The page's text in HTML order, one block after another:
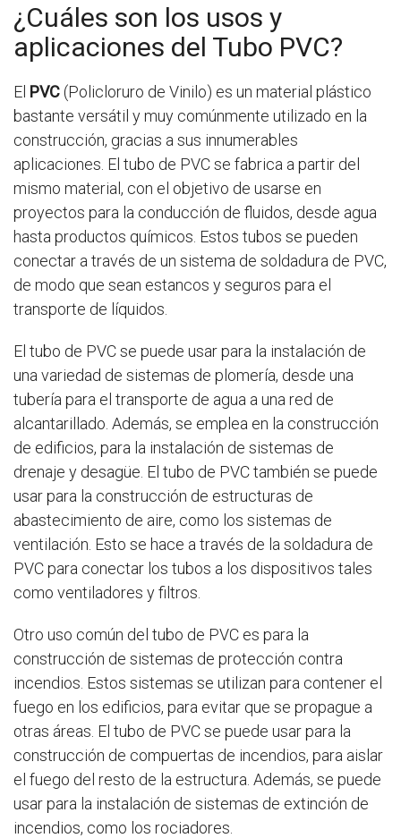
¿Cuáles son los usos y
aplicaciones del Tubo PVC?
El PVC (Policloruro de Vinilo) es un material plástico
bastante versátil y muy comúnmente utilizado en la
construcción, gracias a sus innumerables
aplicaciones. El tubo de PVC se fabrica a partir del
mismo material, con el objetivo de usarse en
proyectos para la conducción de fluidos, desde agua
hasta productos químicos. Estos tubos se pueden
conectar a través de un sistema de soldadura de PVC,
de modo que sean estancos y seguros para el
transporte de líquidos.
El tubo de PVC se puede usar para la instalación de
una variedad de sistemas de plomería, desde una
tubería para el transporte de agua a una red de
alcantarillado. Además, se emplea en la construcción
de edificios, para la instalación de sistemas de
drenaje y desagüe. El tubo de PVC también se puede
usar para la construcción de estructuras de
abastecimiento de aire, como los sistemas de
ventilación. Esto se hace a través de la soldadura de
PVC para conectar los tubos a los dispositivos tales
como ventiladores y filtros.
Otro uso común del tubo de PVC es para la
construcción de sistemas de protección contra
incendios. Estos sistemas se utilizan para contener el
fuego en los edificios, para evitar que se propague a
otras áreas. El tubo de PVC se puede usar para la
construcción de compuertas de incendios, para aislar
el fuego del resto de la estructura. Además, se puede
usar para la instalación de sistemas de extinción de
incendios, como los rociadores.